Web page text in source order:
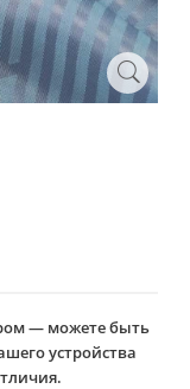
— можете быть
устройства